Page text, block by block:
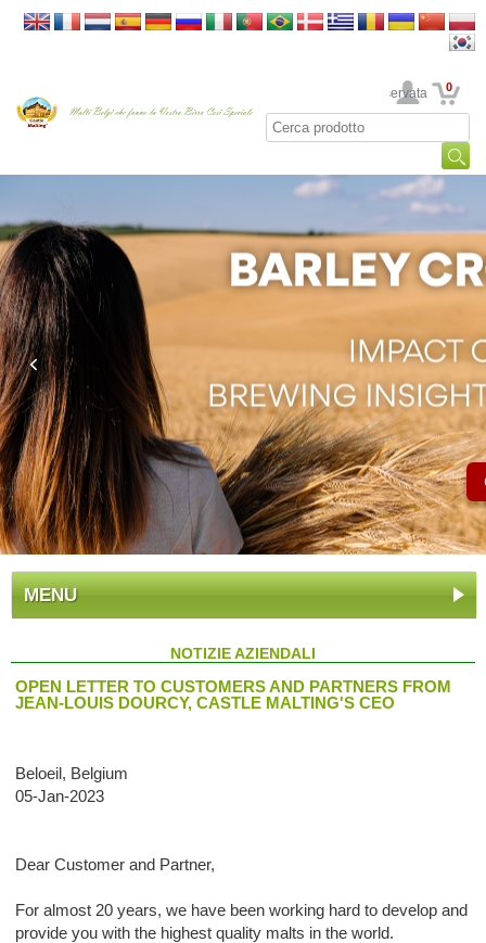
La sua area riservata 0
MENU
NOTIZIE AZIENDALI
OPEN LETTER TO CUSTOMERS AND PARTNERS FROM
JEAN-LOUIS DOURCY, CASTLE MALTING'S CEO
Beloeil, Belgium
05-Jan-2023
Dear Customer and Partner,
For almost 20 years, we have been working hard to develop and
provide you with the highest quality malts in the world.